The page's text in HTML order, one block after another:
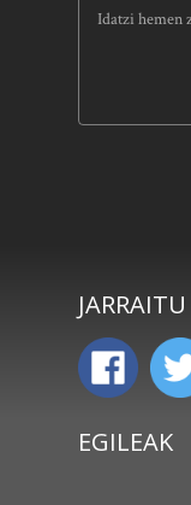
EGILEAK